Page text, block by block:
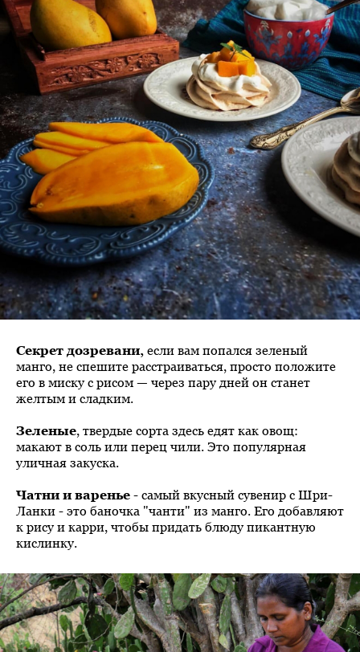
Секрет дозревани, если вам попался зеленый
манго, не спешите расстраиваться, просто положите
его в миску с рисом — через пару дней он станет
желтым и сладким.
Зеленые, твердые сорта здесь едят как овощ:
макают в соль или перец чили. Это популярная
уличная закуска.
Чатни и варенье - самый вкусный сувенир с Шри-
Ланки - это баночка "чанти" из манго. Его добавляют
к рису и карри, чтобы придать блюду пикантную
кислинку.